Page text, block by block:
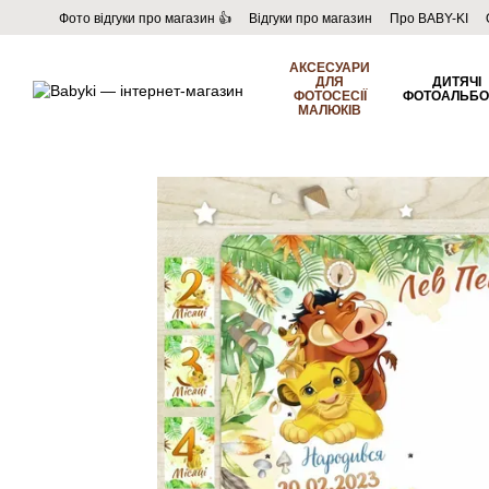
Перейти до основного контенту
Фото відгуки про магазин 👍 Відгуки про магазин Про BABY-KI
Угода користувача
Договір публічної оферти
Блог
АКСЕСУАРИ
ДЛЯ
ФОТОСЕСІЇ
МАЛЮКІВ
ДИТЯЧІ